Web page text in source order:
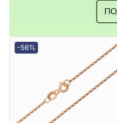
-56%